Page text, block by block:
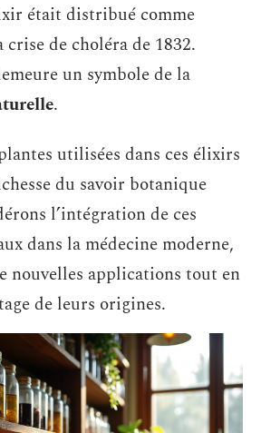
était distribué comme
de choléra de 1832.
un symbole de la
.
utilisées dans ces élixirs
du savoir botanique
l’intégration de ces
dans la médecine moderne,
nouvelles applications tout en
de leurs origines.